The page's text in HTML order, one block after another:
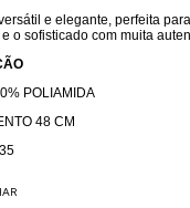
e elegante, perfeita
o sofisticado com muita
POLIAMIDA
48 CM